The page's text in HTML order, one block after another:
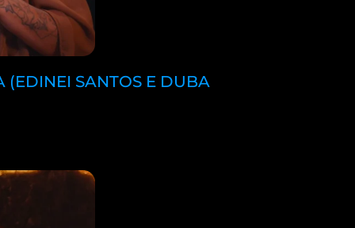
(EDINEI SANTOS E DUBA